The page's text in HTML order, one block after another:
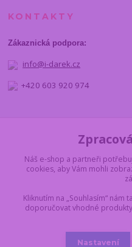
KONTAKTY
Zákaznická podpora:
info@i-darek.cz
+420 603 920 974
Náš e-shop a partneři
cookies, aby Vám mohli
Kliknutím na „Souhlasím“
doporučovat vhodné
Nastavení